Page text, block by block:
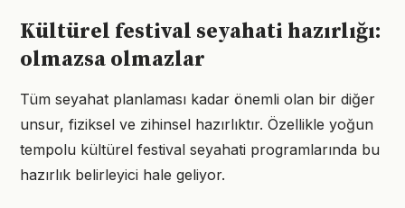
Kültürel festival seyahati hazırlığı:
olmazsa olmazlar
Tüm seyahat planlaması kadar önemli olan bir diğer
unsur, fiziksel ve zihinsel hazırlıktır. Özellikle yoğun
tempolu kültürel festival seyahati programlarında bu
hazırlık belirleyici hale geliyor.